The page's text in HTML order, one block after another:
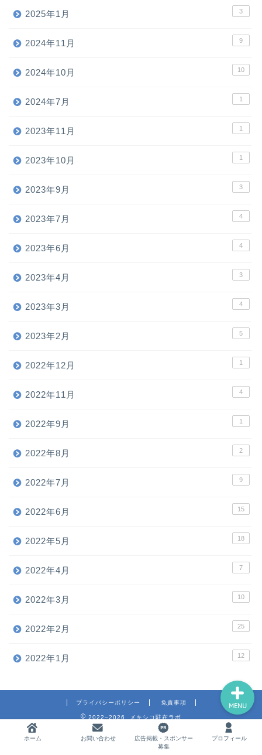
2025年1月 3
2024年11月 9
2024年10月 10
2024年7月 1
2023年11月 1
2023年10月 1
2023年9月 3
2023年7月 4
2023年6月 4
2023年4月 3
2023年3月 4
2023年2月 5
2022年12月 1
2022年11月 4
2022年9月 1
2022年8月 2
2022年7月 9
2022年6月 15
2022年5月 18
2022年4月 7
2022年3月 10
2022年2月 25
2022年1月 12
プライバシーポリシー 免責事項
2022–2026 メキシコ駐在ラボ
ホーム お問い合わせ
広告掲載・スポンサー
募集
プロフィール
MENU